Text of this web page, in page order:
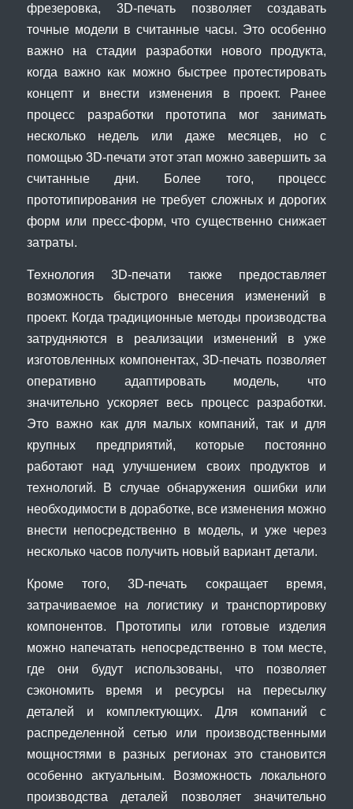
фрезеровка, 3D-печать позволяет создавать
точные модели в считанные часы. Это особенно
важно на стадии разработки нового продукта,
когда важно как можно быстрее протестировать
концепт и внести изменения в проект. Ранее
процесс разработки прототипа мог занимать
несколько недель или даже месяцев, но с
помощью 3D-печати этот этап можно завершить за
считанные дни. Более того, процесс
прототипирования не требует сложных и дорогих
форм или пресс-форм, что существенно снижает
затраты.
Технология 3D-печати также предоставляет
возможность быстрого внесения изменений в
проект. Когда традиционные методы производства
затрудняются в реализации изменений в уже
изготовленных компонентах, 3D-печать позволяет
оперативно адаптировать модель, что
значительно ускоряет весь процесс разработки.
Это важно как для малых компаний, так и для
крупных предприятий, которые постоянно
работают над улучшением своих продуктов и
технологий. В случае обнаружения ошибки или
необходимости в доработке, все изменения можно
внести непосредственно в модель, и уже через
несколько часов получить новый вариант детали.
Кроме того, 3D-печать сокращает время,
затрачиваемое на логистику и транспортировку
компонентов. Прототипы или готовые изделия
можно напечатать непосредственно в том месте,
где они будут использованы, что позволяет
сэкономить время и ресурсы на пересылку
деталей и комплектующих. Для компаний с
распределенной сетью или производственными
мощностями в разных регионах это становится
особенно актуальным. Возможность локального
производства деталей позволяет значительно